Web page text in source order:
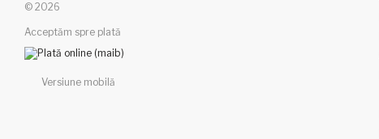
© 2026
Acceptăm spre plată
Versiune mobilă